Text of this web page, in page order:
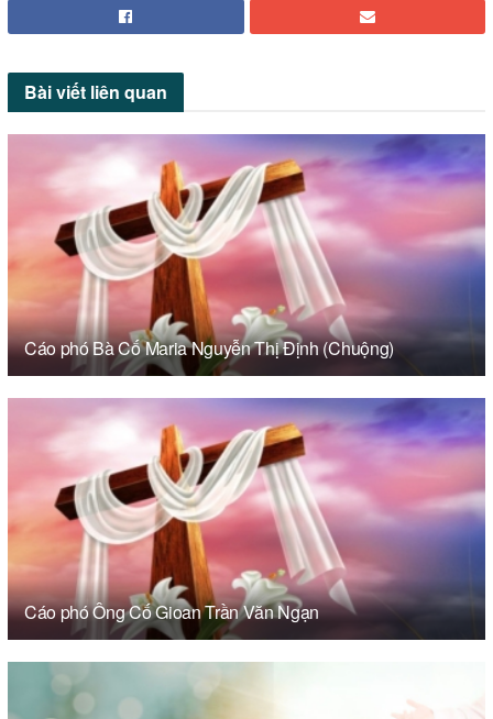
Bài viết liên quan
Cáo phó Bà Cố Maria Nguyễn Thị Định (Chuộng)
Cáo phó Ông Cố Gioan Trần Văn Ngạn